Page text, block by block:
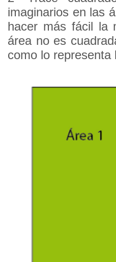
imaginarios en las
hacer más fácil la
área no es
como lo representa